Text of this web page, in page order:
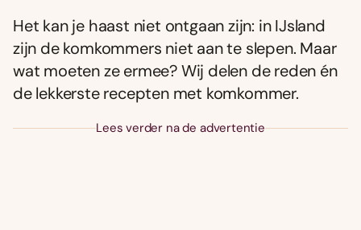
Het kan je haast niet ontgaan zijn: in IJsland
zijn de komkommers niet aan te slepen. Maar
wat moeten ze ermee? Wij delen de reden én
de lekkerste recepten met komkommer.
Lees verder na de advertentie